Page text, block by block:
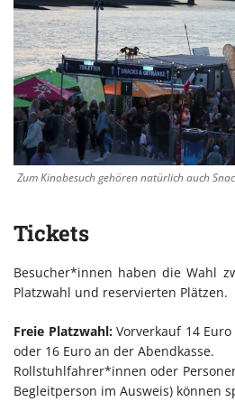
Zum Kinobesuch gehören natürlich auch
Tickets
Besucher*innen haben die Wahl
Platzwahl und reservierten Plätzen.
Freie Platzwahl:Vorverkauf 14 Euro
oder 16 Euro an der Abendkasse.
Rollstuhlfahrer*innen oder
Begleitperson im Ausweis) können